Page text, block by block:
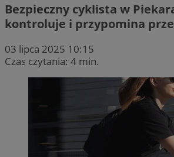
Bezpieczny cyklista w
kontroluje i przypomina
03 lipca 2025 10:15
Czas czytania: 4 min.